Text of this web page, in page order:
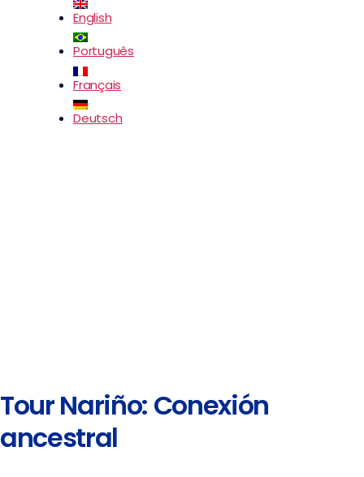
English
Português
Français
Deutsch
Tour Nariño: Conexión
ancestral